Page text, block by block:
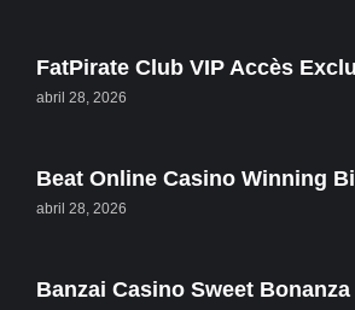
FatPirate Club VIP Accès
abril 28, 2026
Beat Online Casino Winning
abril 28, 2026
Banzai Casino Sweet